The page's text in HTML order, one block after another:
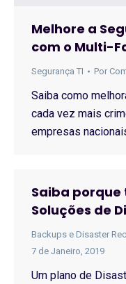
Melhore a
com o Multi-
Segurança TI Por
Saiba como
cada vez mais
empresas
Saiba
Soluções de
Backups e Disaster
7 de Janeiro, 2019
Um plano de